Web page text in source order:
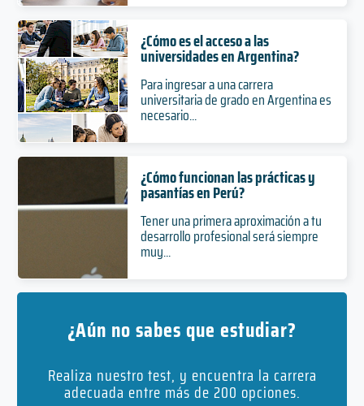
¿Cómo es el acceso a las
universidades en Argentina?
Para ingresar a una carrera
universitaria de grado en Argentina es
necesario...
¿Cómo funcionan las prácticas y
pasantías en Perú?
Tener una primera aproximación a tu
desarrollo profesional será siempre
muy...
¿Aún no sabes que estudiar?
Realiza nuestro test, y encuentra la carrera
adecuada entre más de 200 opciones.